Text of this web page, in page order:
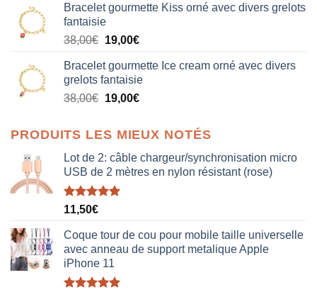
initial
était :
38,00€.
actuel
19,00€.
Bracelet gourmette Kiss orné avec divers grelots
fantaisie
38,00€ Le
initial
était :
38,00€.
19,00€Le
actuel
est :
19,00€.
Bracelet gourmette Ice cream orné avec divers
grelots fantaisie
38,00€ Le
était :
38,00€.
19,00€Le
est :
19,00€.
PRODUITS LES MIEUX NOTÉS
Lot de 2: câble chargeur/synchronisation micro
USB de 2 mètres en nylon résistant (rose)
Note5.00
sur 5
11,50€
Coque tour de cou pour mobile taille universelle
avec anneau de support metalique Apple
iPhone 11